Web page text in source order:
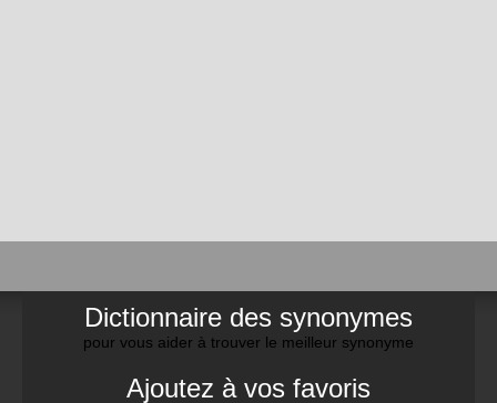
Dictionnaire des synonymes
pour vous aider à trouver le meilleur synonyme
Ajoutez à vos favoris